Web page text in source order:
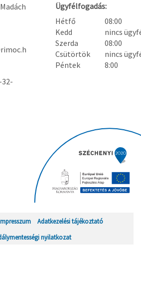
Ügyfélfogadás:
Hétfő
08:00
Kedd
nincs
Szerda
08:00
Csütörtök
nincs
Péntek
8:00
Adatkezelési tájékoztató
nyilatkozat